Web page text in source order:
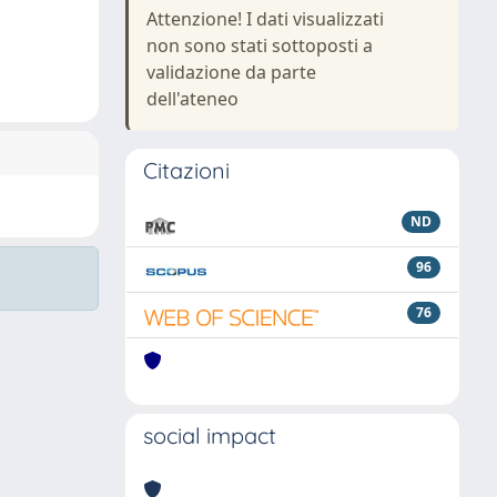
Attenzione! I dati visualizzati
non sono stati sottoposti a
validazione da parte
dell'ateneo
Citazioni
ND
96
76
social impact